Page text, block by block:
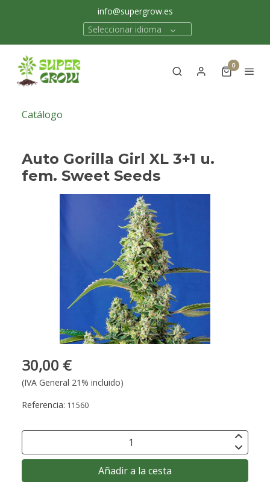
info@supergrow.es
Seleccionar idioma
0
Catálogo
Auto Gorilla Girl XL 3+1 u.
fem. Sweet Seeds
30,00 €
(IVA General 21% incluido)
Referencia: 11560
Añadir a la cesta